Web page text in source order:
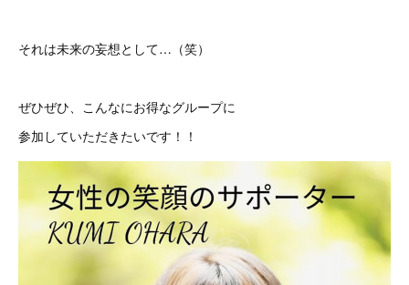
それは未来の妄想として…（笑）
ぜひぜひ、こんなにお得なグループに
参加していただきたいです！！